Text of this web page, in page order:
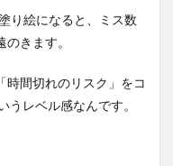
り絵になると、ミス数
きます。
時間切れのリスク」をコ
うレベル感なんです。